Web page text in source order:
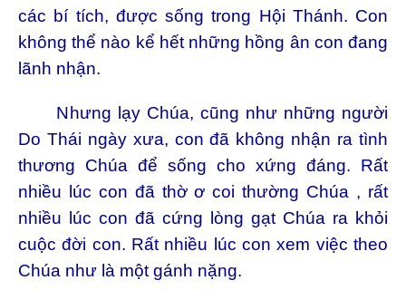
các bí tích, được sống trong Hội Thánh. Con
không thể nào kể hết những hồng ân con đang
lãnh nhận.
Nhưng lạy Chúa, cũng như những người
Do Thái ngày xưa, con đã không nhận ra tình
thương Chúa để sống cho xứng đáng. Rất
nhiều lúc con đã thờ ơ coi thường Chúa , rất
nhiều lúc con đã cứng lòng gạt Chúa ra khỏi
cuộc đời con. Rất nhiều lúc con xem việc theo
Chúa như là một gánh nặng.